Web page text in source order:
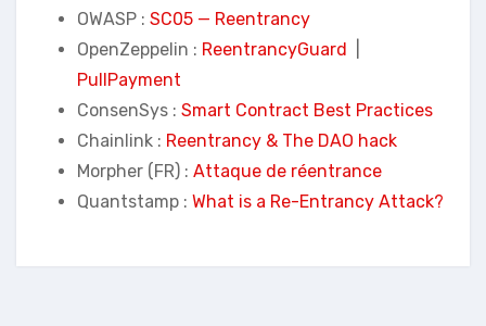
OWASP : SC05 — Reentrancy
OpenZeppelin : ReentrancyGuard
PullPayment
ConsenSys : Smart Contract Best Practices
Chainlink : Reentrancy & The DAO hack
Morpher (FR) : Attaque de réentrance
Quantstamp : What is a Re-Entrancy Attack?